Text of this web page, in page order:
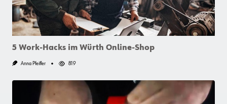
5 Work-Hacks im Würth Online-Shop
Anna Pfeiffer 819